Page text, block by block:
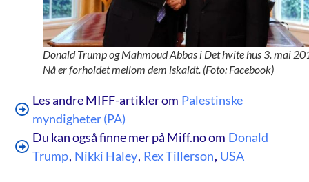
Donald Trump og Mahmoud Abbas i Det hvite hus 3. mai
Nå er forholdet mellom dem iskaldt. (Foto: Facebook)
Les andre MIFF-artikler om Palestinske
myndigheter (PA)
Du kan også finne mer på Miff.no om Donald
Trump, Nikki Haley, Rex Tillerson, USA